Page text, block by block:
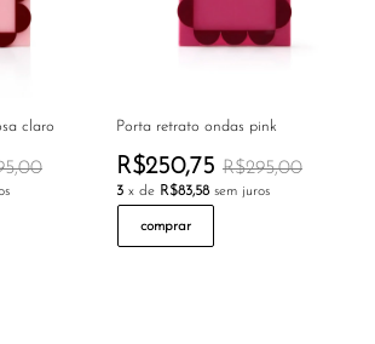
claro Porta retrato ondas pink
R$250,75 R$295,00
3 x de R$83,58 sem juros
comprar